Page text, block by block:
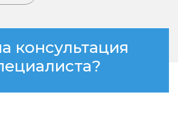
консультация